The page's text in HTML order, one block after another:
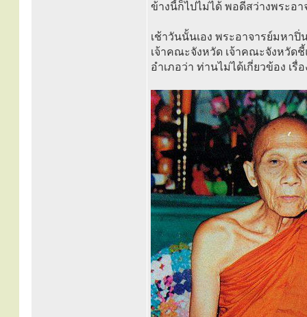
ข้างนี้ก็ไปไม่ได้ พอดีสว่างพระอ
เช้าวันนั้นเอง พระอาจารย์มหา
เจ้าคณะจังหวัด เจ้าคณะจังหวัด
อำเภอว่า ท่านไม่ได้เกี่ยวข้อง เรื่